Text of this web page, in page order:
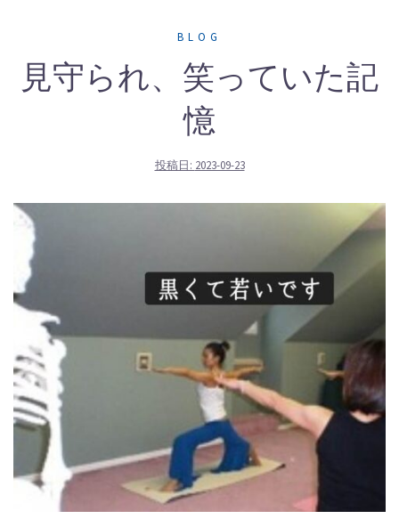
BLOG
見守られ、笑っていた記
憶
投稿日: 2023-09-23